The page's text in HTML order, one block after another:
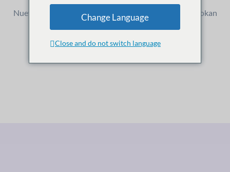
Nuevos lanzamientos, mejoras y actualizaciones de Dokan
Change Language
Close and do not switch language